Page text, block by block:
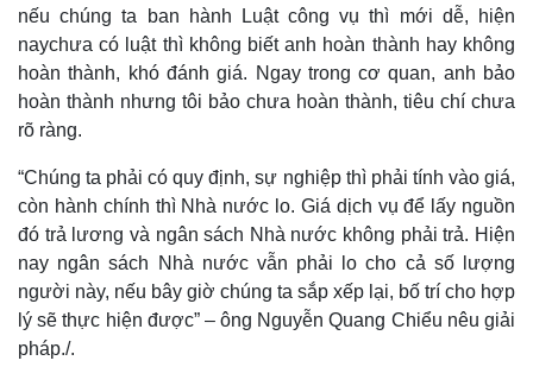
nếu chúng ta ban hành Luật công vụ thì mới dễ, hiện
naychưa có luật thì không biết anh hoàn thành hay không
hoàn thành, khó đánh giá. Ngay trong cơ quan, anh bảo
hoàn thành nhưng tôi bảo chưa hoàn thành, tiêu chí chưa
rõ ràng.
“Chúng ta phải có quy định, sự nghiệp thì phải tính vào giá,
còn hành chính thì Nhà nước lo. Giá dịch vụ để lấy nguồn
đó trả lương và ngân sách Nhà nước không phải trả. Hiện
nay ngân sách Nhà nước vẫn phải lo cho cả số lượng
người này, nếu bây giờ chúng ta sắp xếp lại, bố trí cho hợp
lý sẽ thực hiện được” – ông Nguyễn Quang Chiểu nêu giải
pháp./.